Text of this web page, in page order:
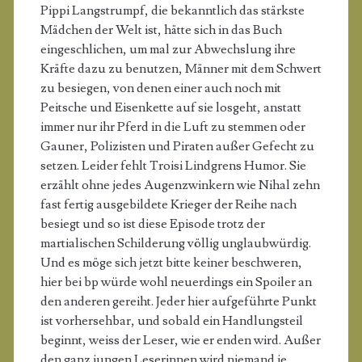
Pippi Langstrumpf, die bekanntlich das stärkste
Mädchen der Welt ist, hätte sich in das Buch
eingeschlichen, um mal zur Abwechslung ihre
Kräfte dazu zu benutzen, Männer mit dem Schwert
zu besiegen, von denen einer auch noch mit
Peitsche und Eisenkette auf sie losgeht, anstatt
immer nur ihr Pferd in die Luft zu stemmen oder
Gauner, Polizisten und Piraten außer Gefecht zu
setzen. Leider fehlt Troisi Lindgrens Humor. Sie
erzählt ohne jedes Augenzwinkern wie Nihal zehn
fast fertig ausgebildete Krieger der Reihe nach
besiegt und so ist diese Episode trotz der
martialischen Schilderung völlig unglaubwürdig.
Und es möge sich jetzt bitte keiner beschweren,
hier bei bp würde wohl neuerdings ein Spoiler an
den anderen gereiht. Jeder hier aufgeführte Punkt
ist vorhersehbar, und sobald ein Handlungsteil
beginnt, weiss der Leser, wie er enden wird. Außer